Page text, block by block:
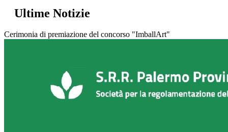
Ultime Notizie
Cerimonia di premiazione del concorso "ImballArt"